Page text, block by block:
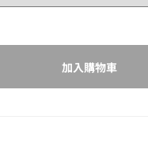
加入購物車